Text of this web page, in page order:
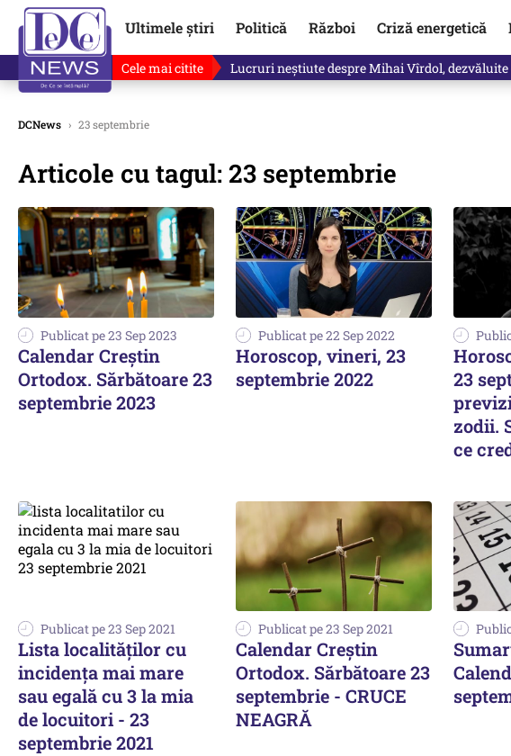
Ultimele știri Politică Război Criză energetică
Cele mai citite Lucruri neștiute despre Mihai Vîrdol,
DCNews › 23 septembrie
Articole cu tagul: 23 septembrie
Publicat pe 23 Sep 2023
Calendar Creștin
Ortodox. Sărbătoare 23
septembrie 2023
Publicat pe 22 Sep 2022
Horoscop, vineri, 23
septembrie 2022
23
zodii.
ce
Publicat pe 23 Sep 2021
Lista localităților cu
incidența mai mare
sau egală cu 3 la mia
de locuitori - 23
septembrie 2021
Publicat pe 23 Sep 2021
Calendar Creștin
Ortodox. Sărbătoare 23
septembrie - CRUCE
NEAGRĂ